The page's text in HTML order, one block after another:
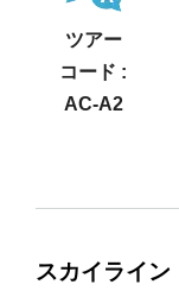
ツアー
コード :
AC-A2
スカイライ